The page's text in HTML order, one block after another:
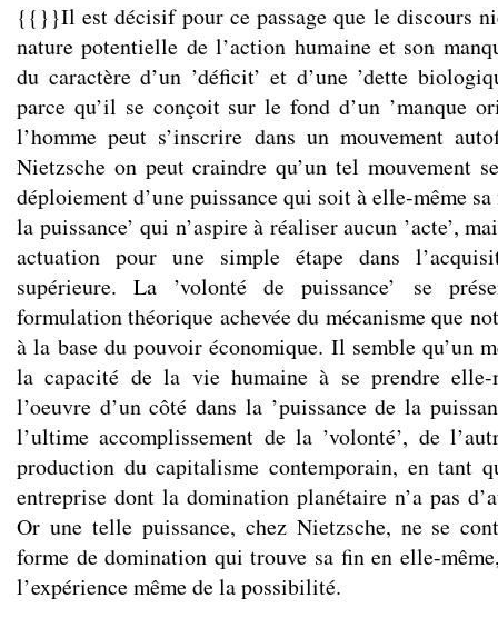
{{}}Il est décisif pour ce passage que le discours
nature potentielle de l’action humaine et son
du caractère d’un ’déficit’ et d’une ’dette
parce qu’il se conçoit sur le fond d’un ’manque
l’homme peut s’inscrire dans un mouvement
Nietzsche on peut craindre qu’un tel mouvement
déploiement d’une puissance qui soit à elle-même
la puissance’ qui n’aspire à réaliser aucun ’acte’,
actuation pour une simple étape dans
supérieure. La ’volonté de puissance’ se
formulation théorique achevée du mécanisme que
à la base du pouvoir économique. Il semble qu’un
la capacité de la vie humaine à se prendre
l’oeuvre d’un côté dans la ’puissance de la
l’ultime accomplissement de la ’volonté’, de
production du capitalisme contemporain, en tant
entreprise dont la domination planétaire n’a pas
Or une telle puissance, chez Nietzsche, ne se
forme de domination qui trouve sa fin en elle-
l’expérience même de la possibilité.